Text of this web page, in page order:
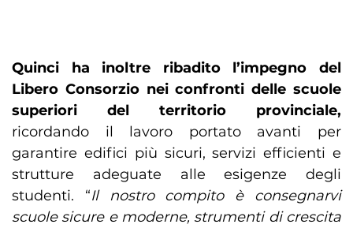
Quinci ha inoltre ribadito l’impegno del
Libero Consorzio nei confronti delle scuole
superiori del territorio provinciale,
ricordando il lavoro portato avanti per
garantire edifici più sicuri, servizi efficienti e
strutture adeguate alle esigenze degli
studenti. “Il nostro compito è consegnarvi
scuole sicure e moderne, strumenti di crescita